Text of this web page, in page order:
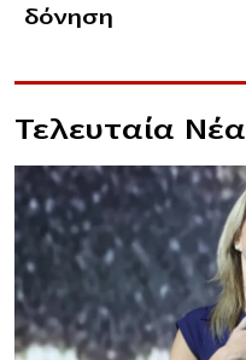
δόνηση
Τελευταία Νέα